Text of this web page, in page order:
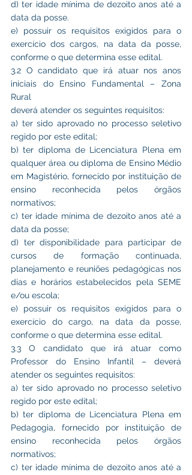
d) ter idade mínima de dezoito anos até a
data da posse.
e) possuir os requisitos exigidos para o
exercício dos cargos, na data da posse,
conforme o que determina esse edital.
3.2 O candidato que irá atuar nos anos
iniciais do Ensino Fundamental – Zona
Rural
deverá atender os seguintes requisitos:
a) ter sido aprovado no processo seletivo
regido por este edital;
b) ter diploma de Licenciatura Plena em
qualquer área ou diploma de Ensino Médio
em Magistério, fornecido por instituição de
ensino reconhecida pelos órgãos
normativos;
c) ter idade mínima de dezoito anos até a
data da posse;
d) ter disponibilidade para participar de
cursos de formação continuada,
planejamento e reuniões pedagógicas nos
dias e horários estabelecidos pela SEME
e/ou escola;
e) possuir os requisitos exigidos para o
exercício do cargo, na data da posse,
conforme o que determina esse edital.
3.3 O candidato que irá atuar como
Professor do Ensino Infantil – deverá
atender os seguintes requisitos:
a) ter sido aprovado no processo seletivo
regido por este edital;
b) ter diploma de Licenciatura Plena em
Pedagogia, fornecido por instituição de
ensino reconhecida pelos órgãos
normativos;
c) ter idade mínima de dezoito anos até a